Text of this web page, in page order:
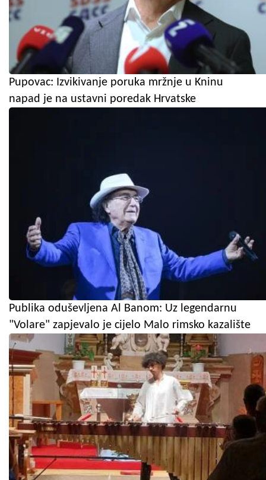
Pupovac: Izvikivanje poruka mržnje u Kninu
napad je na ustavni poredak Hrvatske
Publika oduševljena Al Banom: Uz legendarnu
"Volare" zapjevalo je cijelo Malo rimsko kazalište